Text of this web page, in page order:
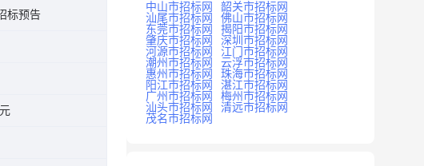
标预告
中山市招标网
韶关市招标网
汕尾市招标网
佛山市招标网
东莞市招标网
揭阳市招标网
肇庆市招标网
深圳市招标网
河源市招标网
江门市招标网
潮州市招标网
云浮市招标网
惠州市招标网
珠海市招标网
阳江市招标网
湛江市招标网
广州市招标网
梅州市招标网
汕头市招标网
清远市招标网
茂名市招标网